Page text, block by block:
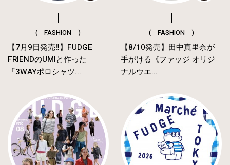
( FASHION )
【7月9日発売‼︎】FUDGE
FRIENDのUMIと作った
「3WAYポロシャツ...
( FASHION )
【8/10発売】田中真里奈が
手がける《ファッジ オリジ
ナルウエ...